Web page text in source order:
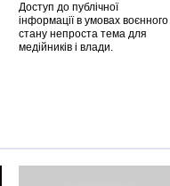
Доступ до публічної
інформації в умовах воєнного
стану непроста тема для
медійників і влади.